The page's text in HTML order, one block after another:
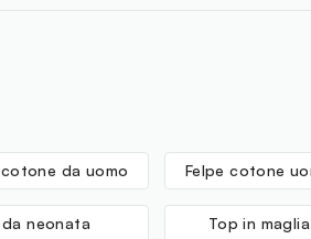
da uomo Felpe cotone
neonata Top in maglia